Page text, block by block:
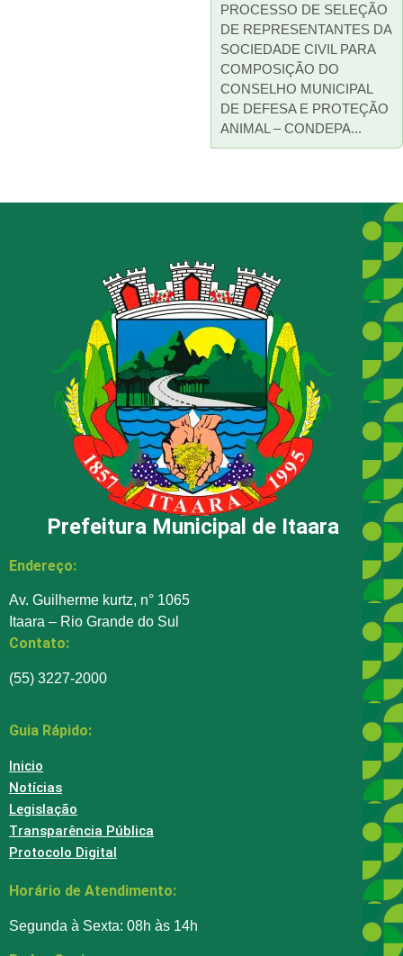
PROCESSO DE SELEÇÃO
DE REPRESENTANTES DA
SOCIEDADE CIVIL PARA
COMPOSIÇÃO DO
CONSELHO MUNICIPAL
DE DEFESA E PROTEÇÃO
ANIMAL – CONDEPA...
Prefeitura Municipal de Itaara
Endereço:
Av. Guilherme kurtz, n° 1065
Itaara – Rio Grande do Sul
Contato:
(55) 3227-2000
Guia Rápido:
Inicio
Notícias
Legislação
Transparência Pública
Protocolo Digital
Horário de Atendimento:
Segunda à Sexta: 08h às 14h